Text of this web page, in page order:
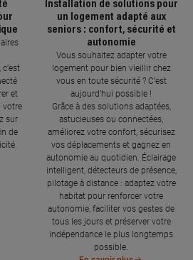
et
votre
sur
de
Installation de solutions pour
un logement adapté aux
seniors : confort, sécurité et
autonomie
Vous souhaitez adapter votre
logement pour bien vieillir chez
vous en toute sécurité ? C’est
aujourd’hui possible !
Grâce à des solutions adaptées,
astucieuses ou connectées,
améliorez votre confort, sécurisez
vos déplacements et gagnez en
autonomie au quotidien. Éclairage
intelligent, détecteurs de présence,
pilotage à distance : adaptez votre
habitat pour renforcer votre
autonomie, faciliter vos gestes de
tous les jours et préserver votre
indépendance le plus longtemps
possible.